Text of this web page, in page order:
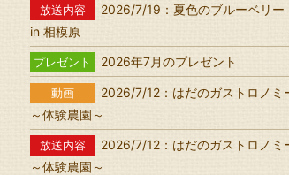
放送内容
2026/7/19：夏色のブルーベリー
in 相模原
プレゼント 2026年7月のプレゼント
動画
2026/7/12：はだのガストロノミ
～体験農園～
放送内容
2026/7/12：はだのガストロノミ
～体験農園～